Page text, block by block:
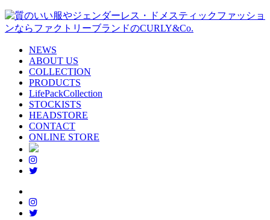
NEWS
ABOUT US
COLLECTION
PRODUCTS
LifePackCollection
STOCKISTS
HEADSTORE
CONTACT
ONLINE STORE